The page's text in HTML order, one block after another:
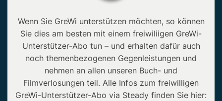
Wenn Sie GreWi unterstützen möchten, so können
Sie dies am besten mit einem freiwiliigen GreWi-
Unterstützer-Abo tun – und erhalten dafür auch
noch themenbezogenen Gegenleistungen und
nehmen an allen unseren Buch- und
Filmverlosungen teil. Alle Infos zum freiwilligen
GreWi-Unterstützer-Abo via Steady finden Sie hier: